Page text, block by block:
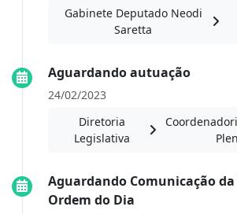
Gabinete Deputado Neodi
Saretta
Aguardando autuação
24/02/2023
Diretoria
Legislativa
Aguardando Comunicação
Ordem do Dia